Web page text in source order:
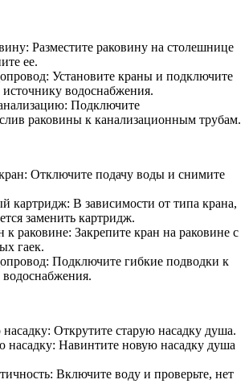
Разместите раковину на столешнице
ее.
Установите краны и подключите
водоснабжения.
Подключите
раковины к канализационным трубам.
Отключите подачу воды и снимите
картридж: В зависимости от типа крана,
заменить картридж.
раковине: Закрепите кран на раковине с
гаек.
Подключите гибкие подводки к
Открутите старую насадку душа.
насадку: Навинтите новую насадку душа
Включите воду и проверьте, нет